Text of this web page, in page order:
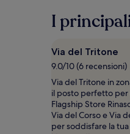
24
ore,
un
soggiorno
1
notte
per
2
adulti.
I
Via del Tritone
9.0/10 (6 recensioni)
Via del Tritone in
il posto perfetto per
Flagship Store
Via del Corso e Via
per soddisfare la